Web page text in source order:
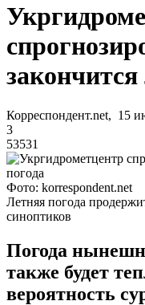
Корреспондент.net, 15
3
53531
Фото: korrespondent.net
Летняя погода
синоптиков
Погода
также будет
вероятность